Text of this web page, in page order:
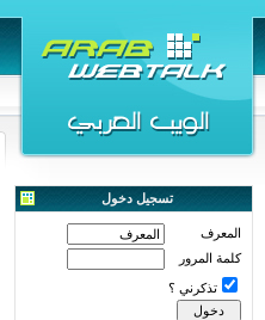
تسجيل دخول
المعرف
كلمة المرور
تذكرني ؟